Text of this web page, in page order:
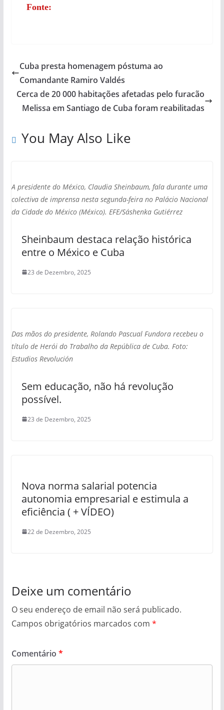
Fonte:
Cuba presta homenagem póstuma ao
Comandante Ramiro Valdés
Cerca de 20 000 habitações afetadas pelo furacão
Melissa em Santiago de Cuba foram reabilitadas
You May Also Like
A presidente do México, Claudia Sheinbaum, fala durante uma
colectiva de imprensa nesta segunda-feira no Palácio Nacional
da Cidade do México (México). EFE/Sáshenka Gutiérrez
Sheinbaum destaca relação histórica
entre o México e Cuba
23 de Dezembro, 2025
Das mãos do presidente, Rolando Pascual Fundora recebeu o
título de Herói do Trabalho da República de Cuba. Foto:
Estudios Revolución
Sem educação, não há revolução
possível.
23 de Dezembro, 2025
Nova norma salarial potencia
autonomia empresarial e estimula a
eficiência ( + VÍDEO)
22 de Dezembro, 2025
Deixe um comentário
O seu endereço de email não será publicado.
Campos obrigatórios marcados com *
Comentário *